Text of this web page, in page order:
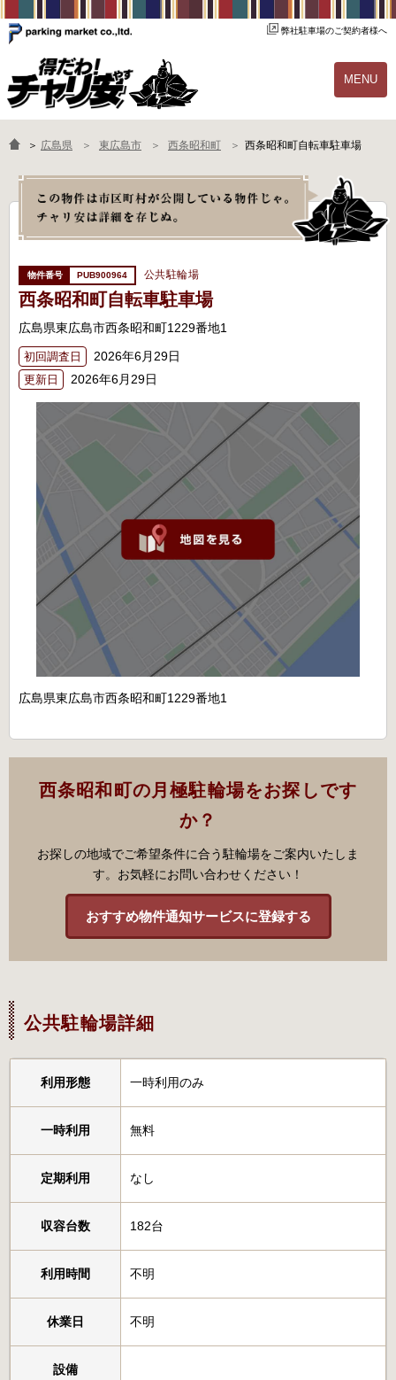
弊社駐車場のご契約者様へ
MENU
物件一覧 ご契約の流れ
よくあるご質問 駐輪場オーナー様へ
＞ 広島県 東広島市 西条昭和町 西条昭和町自転車駐車場
PUB900964 公共駐輪場
西条昭和町自転車駐車場
広島県東広島市西条昭和町1229番地1
初回調査日 2026年6月29日
更新日 2026年6月29日
広島県東広島市西条昭和町1229番地1
西条昭和町の月極駐輪場をお探しです
か？
お探しの地域でご希望条件に合う駐輪場をご案内いたしま
す。お気軽にお問い合わせください！
おすすめ物件通知サービスに登録する
公共駐輪場詳細
利用形態 一時利用のみ
一時利用 無料
定期利用 なし
収容台数 182台
利用時間 不明
休業日 不明
設備